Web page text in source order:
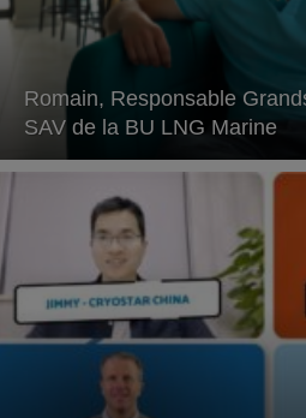
Romain, Responsable
SAV de la BU LNG Marine